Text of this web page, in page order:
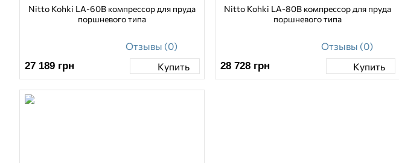
Nitto Kohki LA-60B компрессор для пруда
поршневого типа
Отзывы (0)
27 189 грн Купить
Nitto Kohki LA-80B компрессор для пруда
поршневого типа
Отзывы (0)
28 728 грн Купить